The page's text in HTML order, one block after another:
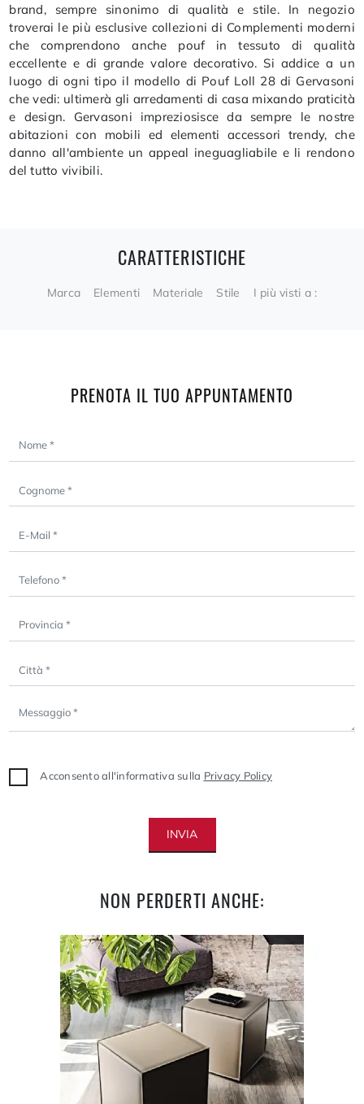
brand, sempre sinonimo di qualità e stile. In negozio
troverai le più esclusive collezioni di Complementi moderni
che comprendono anche pouf in tessuto di qualità
eccellente e di grande valore decorativo. Si addice a un
luogo di ogni tipo il modello di Pouf Loll 28 di Gervasoni
che vedi: ultimerà gli arredamenti di casa mixando praticità
e design. Gervasoni impreziosisce da sempre le nostre
abitazioni con mobili ed elementi accessori trendy, che
danno all'ambiente un appeal ineguagliabile e li rendono
del tutto vivibili.
CARATTERISTICHE
Marca Elementi Materiale Stile I più visti a :
PRENOTA IL TUO APPUNTAMENTO
Acconsento all'informativa sulla Privacy Policy
INVIA
NON PERDERTI ANCHE: